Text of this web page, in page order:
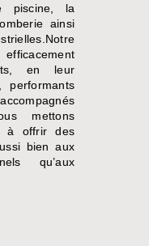
piscine, la
ainsi
en leur
performants
mettons
à offrir des
bien aux
qu’aux